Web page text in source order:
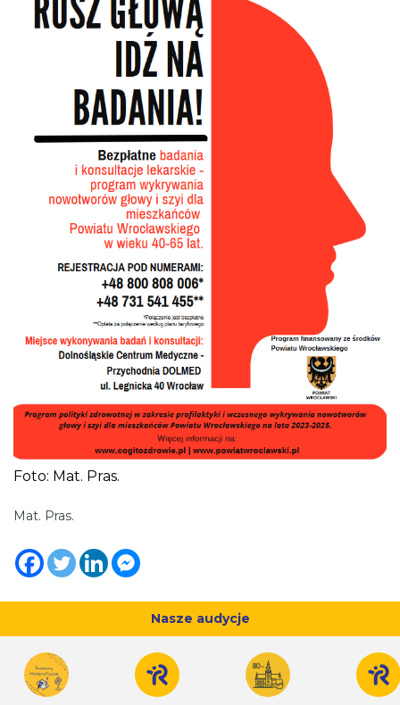
Foto: Mat. Pras.
Mat. Pras.
Nasze audycje